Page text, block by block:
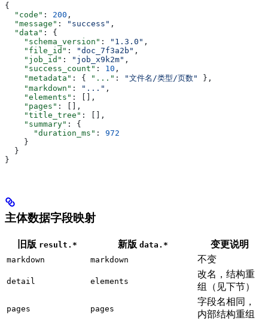
{
  "code"
: 200 ,
  "message"
: "success" ,
  "data"
: {
    "schema_version"
: "1.3.0" ,
    "file_id"
: "doc_7f3a2b" ,
    "job_id"
: "job_x9k2m" ,
    "success_count"
: 10 ,
    "metadata"
: { "..." : "文件名/类型/页数"
},
    "markdown"
: "..." ,
    "elements"
: [],
    "pages"
: [],
    "title_tree"
: [],
    "summary"
: {
      "duration_ms"
: 972
    }
  }
}
主体数据字段映射
旧版 result.* 新版 data.* 变更说明
markdown markdown 不变
detail elements
改名，结构重
组（见下节）
pages pages
字段名相同，
内部结构重组